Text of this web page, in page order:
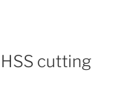
cutting